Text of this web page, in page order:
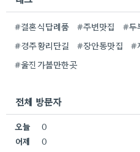
#결혼식답례품 #주변맛집 #두
#경주황리단길
#장안동맛집 #
#울진가볼만한곳
전체 방문자
오늘
0
어제
0